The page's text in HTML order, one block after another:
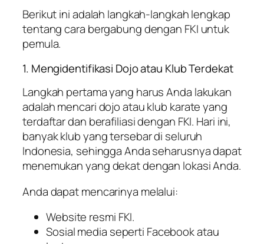
Berikut ini adalah langkah-langkah lengkap
tentang cara bergabung dengan FKI untuk
pemula.
1. Mengidentifikasi Dojo atau Klub Terdekat
Langkah pertama yang harus Anda lakukan
adalah mencari dojo atau klub karate yang
terdaftar dan berafiliasi dengan FKI. Hari ini,
banyak klub yang tersebar di seluruh
Indonesia, sehingga Anda seharusnya dapat
menemukan yang dekat dengan lokasi Anda.
Anda dapat mencarinya melalui:
Website resmi FKI.
Sosial media seperti Facebook atau